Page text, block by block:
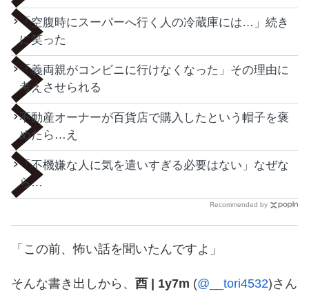
「空腹時にスーパーへ行く人の冷蔵庫には…」続き
に笑った
「義両親がコンビニに行けなくなった」その理由に
考えさせられる
不動産オーナーが百貨店で購入したという帽子を褒
めたら…え
「不機嫌な人に気を遣いすぎる必要はない」なぜな
ら…
Recommended by
「この前、怖い話を聞いたんですよ」
そんな書き出しから、 酉 | 1y7m (@__tori4532)さん